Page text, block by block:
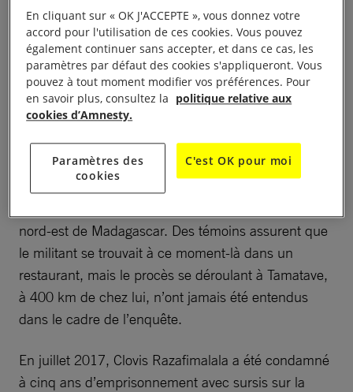
embargo international. Mais le marché noir qui
rapporte des milliards de dollars reste florissant.
D’autant que l’État malgache en déliquescence
s’avère non seulement incapable de lutter contre les
trafiquants de bois de rose mais envoie en prison
des défenseurs de l’environnement.
En septembre 2016, Clovis a été placé en détention
nord-est de Madagascar. Des témoins assurent que
le militant se trouvait à ce moment-là dans un
restaurant, mais le procès se déroulant à Tamatave,
à 400 km de chez lui, n’ont jamais été entendus
dans le cadre de l’enquête.
En juillet 2017, Clovis Razafimalala a été condamné
à cinq ans d’emprisonnement avec sursis sur la
En cliquant sur « OK J'ACCEPTE », vous donnez votre
accord pour l'utilisation de ces cookies. Vous pouvez
également continuer sans accepter, et dans ce cas, les
paramètres par défaut des cookies s'appliqueront. Vous
pouvez à tout moment modifier vos préférences. Pour
en savoir plus, consultez la politique relative aux
cookies d’Amnesty.
Paramètres des
cookies
C'est OK pour moi